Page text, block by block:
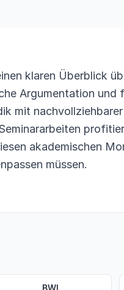
klaren Überblick
Argumentation
mit
akademischen
müssen.
BWL